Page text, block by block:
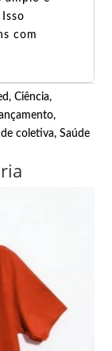
com
,Ciência,
,
coletiva,Saúde